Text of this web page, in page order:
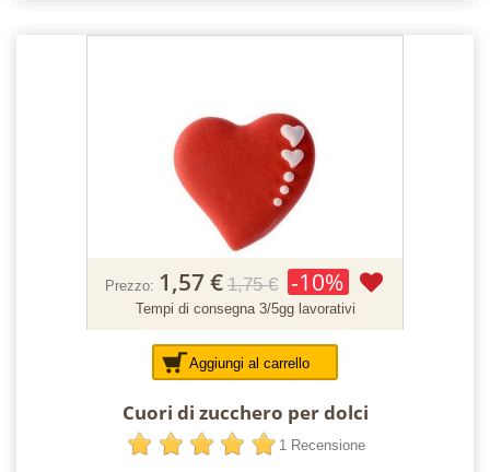
Prezzo: 1,57 € 1,75 € -10%
Tempi di consegna 3/5gg lavorativi
Aggiungi al carrello
Cuori di zucchero per dolci
1 Recensione